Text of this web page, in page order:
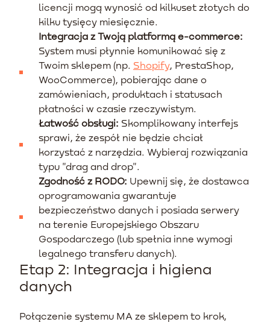
licencji mogą wynosić od kilkuset złotych do
kilku tysięcy miesięcznie.
Integracja z Twoją platformą e-commerce:
System musi płynnie komunikować się z
Twoim sklepem (np. Shopify, PrestaShop,
WooCommerce), pobierając dane o
zamówieniach, produktach i statusach
płatności w czasie rzeczywistym.
Łatwość obsługi: Skomplikowany interfejs
sprawi, że zespół nie będzie chciał
korzystać z narzędzia. Wybieraj rozwiązania
typu "drag and drop".
Zgodność z RODO: Upewnij się, że dostawca
oprogramowania gwarantuje
bezpieczeństwo danych i posiada serwery
na terenie Europejskiego Obszaru
Gospodarczego (lub spełnia inne wymogi
legalnego transferu danych).
Etap 2: Integracja i higiena
danych
Połączenie systemu MA ze sklepem to krok,